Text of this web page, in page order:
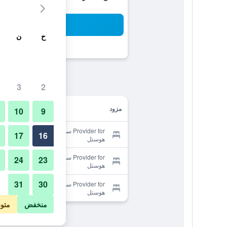
مزود
Provider for سول وايز جست هاوس -
هوستل
Provider for سول وايز جست هاوس -
هوستل
Provider for سول وايز جست هاوس -
هوستل
ح ن
2
3
9
10
16
17
23
24
30
31
منخفض